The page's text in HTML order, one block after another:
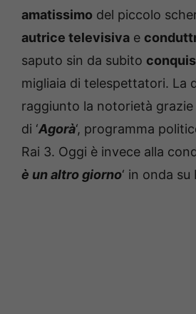
amatissimo del piccolo
autrice televisiva e
saputo sin da subito
migliaia di telespettatori. La
raggiunto la notorietà
di ‘Agorà‘, programma
Rai 3. Oggi è invece alla
è un altro giorno‘ in onda su